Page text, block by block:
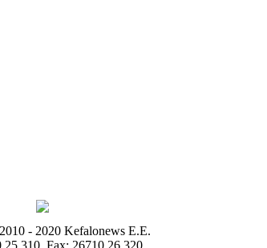
- 2020 Kefalonews Ε.E.
25.310, Fax: 26710 26.320